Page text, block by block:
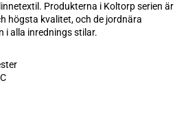
Produkterna i Koltorp serien är
högsta kvalitet, och de jordnära
i alla inrednings stilar.